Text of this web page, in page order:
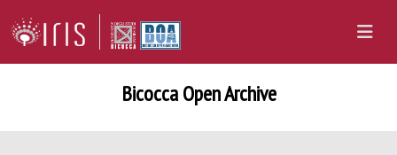
Bicocca Open Archive